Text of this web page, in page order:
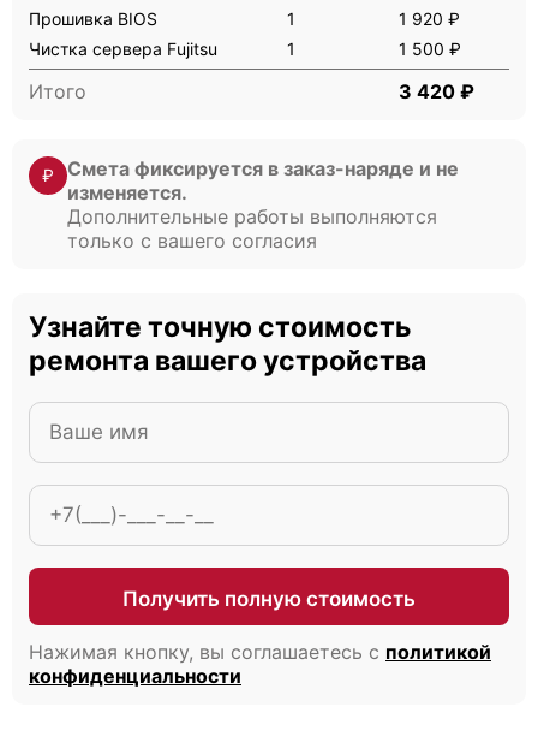
Fujitsu Primergy RX4770 M2
Fujitsu Primergy RX350 S8
Прошивка BIOS
1
1 920 ₽
Чистка сервера Fujitsu
1 1 500 ₽
Итого 3 420 ₽
₽
Смета фиксируется в заказ-наряде и не
изменяется.
Дополнительные работы выполняются
только с вашего согласия
Узнайте точную стоимость
ремонта вашего устройства
Получить полную стоимость
Нажимая кнопку, вы соглашаетесь с политикой
конфиденциальности